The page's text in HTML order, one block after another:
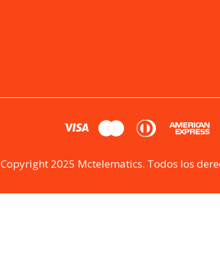
Copyright 2025 Mctelematics. Todos los